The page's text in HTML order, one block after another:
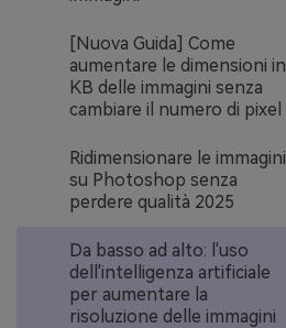
[Nuova Guida] Come
aumentare le dimensioni in
KB delle immagini senza
cambiare il numero di pixel
Ridimensionare le immagini
su Photoshop senza
perdere qualità 2025
Da basso ad alto: l'uso
dell'intelligenza artificiale
per aumentare la
risoluzione delle immagini